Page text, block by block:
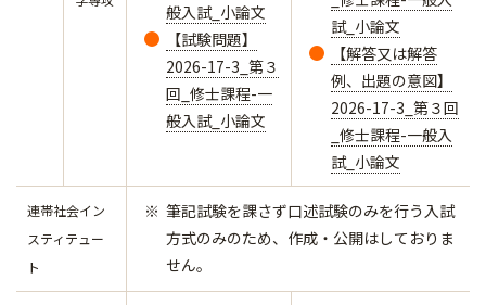
般入試_小論文
【試験問題】
2026-17-3_第３
回_修士課程-一
般入試_小論文
試_小論文
【解答又は解答
例、出題の意図】
2026-17-3_第３回
_修士課程-一般入
試_小論文
連帯社会イン
スティテュー
ト
筆記試験を課さず口述試験のみを行う入試
方式のみのため、作成・公開はしておりま
せん。